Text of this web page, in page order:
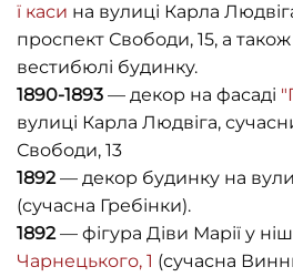
ї каси на вулиці Карла
проспект Свободи, 15, а
вестибюлі будинку.
1890-1893 — декор на фасаді
вулиці Карла Людвіга,
Свободи, 13
1892— декор будинку на
(сучасна Гребінки).
1892— фігура Діви Марії у
Чарнецького, 1 (сучасна